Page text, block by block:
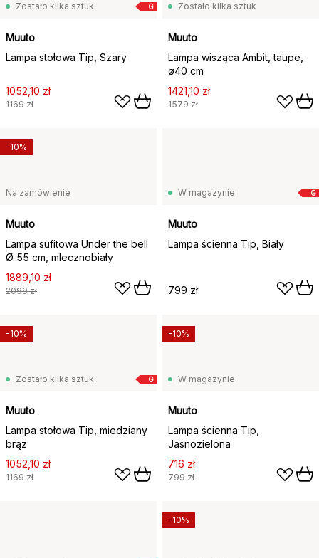
G
Zostało kilka sztuk
Muuto
Lampa stołowa Tip, Szary
1052,10 zł
1169 zł
Zostało kilka sztuk
Muuto
Lampa wisząca Ambit, taupe,
ø40 cm
1421,10 zł
1579 zł
Na zamówienie
Muuto
Lampa sufitowa Under the bell
Ø 55 cm, mlecznobiały
1889,10 zł
2099 zł
-10%
G
W magazynie
Muuto
Lampa ścienna Tip, Biały
799 zł
G
Zostało kilka sztuk
Muuto
Lampa stołowa Tip, miedziany
brąz
1052,10 zł
1169 zł
-10%
W magazynie
Muuto
Lampa ścienna Tip,
Jasnozielona
716 zł
799 zł
-10%
-10%